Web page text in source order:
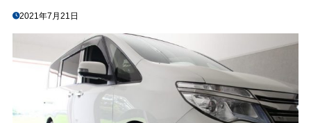
2021年7月21日